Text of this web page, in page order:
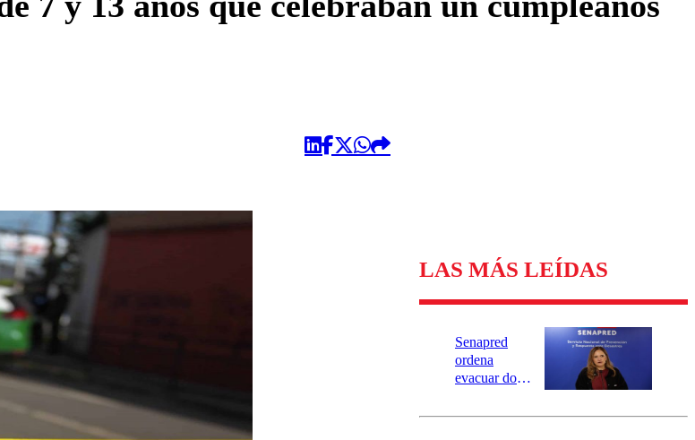
LAS MÁS LEÍDAS
Senapred
ordena
evacuar dos
Carahue por